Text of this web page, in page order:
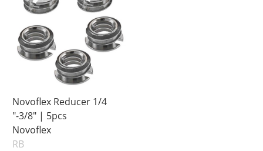
Novoflex Reducer 1/4
"-3/8" | 5pcs
Novoflex
RB